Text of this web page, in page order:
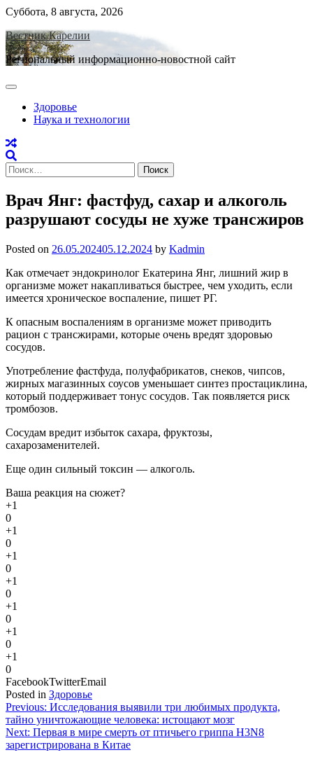
Skip
content
Суббота, 8 августа, 2026
Вестник Карелии
Региональный информационно-новостной сайт
Здоровье
Наука и технологии
Найти:
Врач Янг: фастфуд, сахар и алкоголь
разрушают сосуды не хуже трансжиров
Posted on 26.05.202405.12.2024 by Kadmin
Как отмечает эндокринолог Екатерина Янг, лишний жир в
организме может накапливаться быстрее, чем уходить, если
имеется хроническое воспаление, пишет РГ.
К опасным воспалениям в организме может приводить
рацион с трансжирами, которые очень вредят здоровью
сосудов.
Употребление фастфуда, полуфабрикатов, снеков, чипсов,
жирных магазинных соусов уменьшает синтез простациклина,
который поддерживает тонус сосудов. Так появляется риск
тромбозов.
Сосудам вредит избыток сахара, фруктозы,
сахарозаменителей.
Еще один сильный токсин — алкоголь.
Ваша реакция на сюжет?
+1
0
+1
0
+1
0
+1
0
+1
0
+1
0
+1
0
FacebookTwitterEmail
Posted in Здоровье
Навигация
по
записям
Previous: Исследования выявили три любимых продукта,
тайно уничтожающие человека: истощают мозг
Next: Первая в мире смерть от птичьего гриппа H3N8
зарегистрирована в Китае